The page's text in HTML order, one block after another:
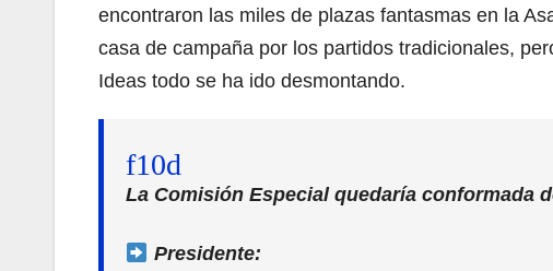
encontraron las miles de plazas fantasmas en la
casa de campaña por los partidos tradicionales,
Ideas todo se ha ido desmontando.
La Comisión Especial quedaría conformada
Presidente: